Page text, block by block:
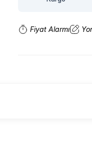
Fiyat Alarmı